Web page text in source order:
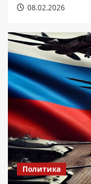
08.02.2026
Политика